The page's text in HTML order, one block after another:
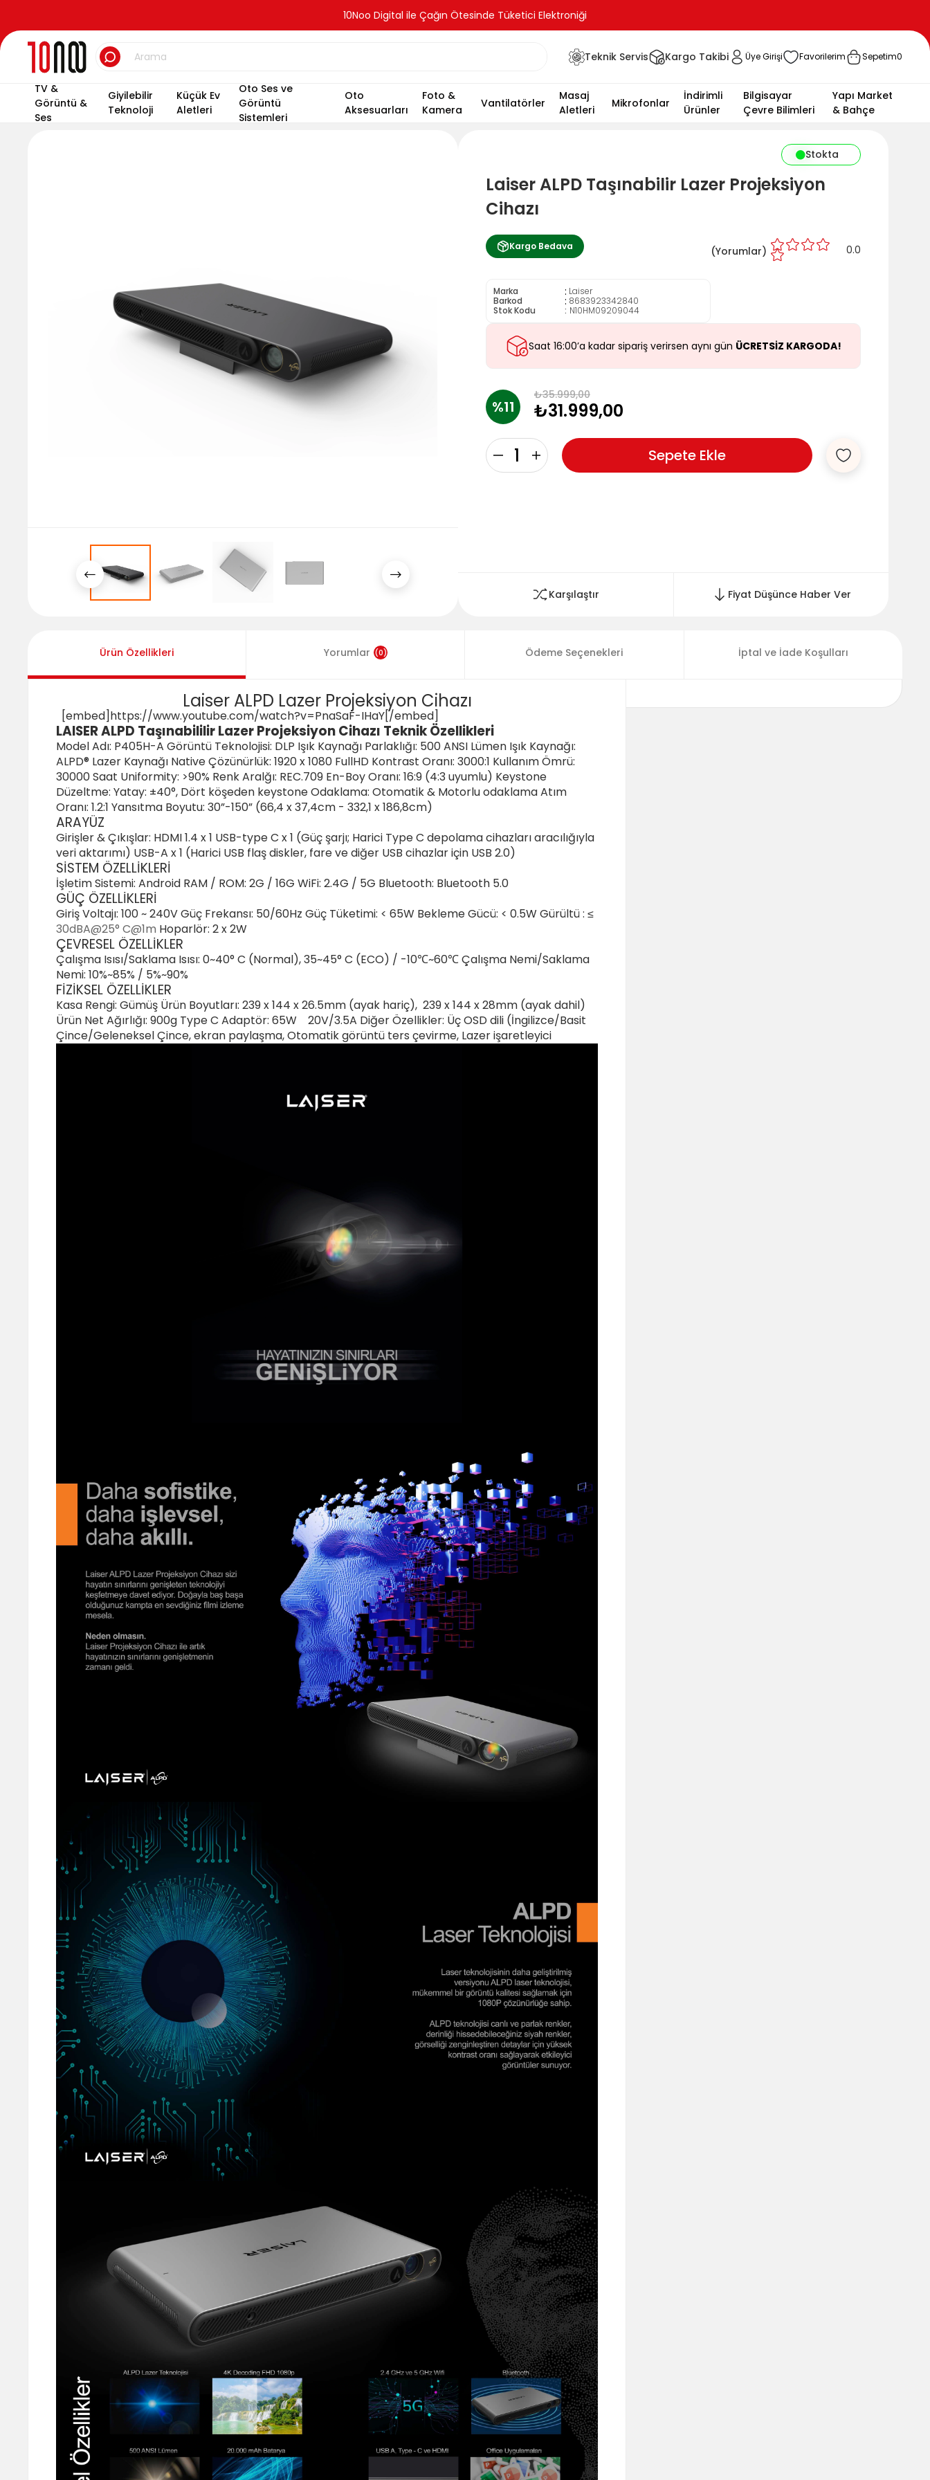
10Noo Digital ile Çağın Ötesinde Tüketici Elektroniği
Teknik Servis Kargo Takibi Üye Girişi Favorilerim Sepetim0
TV &
Görüntü &
Ses
Giyilebilir
Teknoloji
Küçük Ev
Aletleri
Oto Ses ve
Görüntü
Sistemleri
Oto
Aksesuarları
Foto &
Kamera
Vantilatörler
Masaj
Aletleri
Mikrofonlar
İndirimli
Ürünler
Bilgisayar
Çevre Bilimleri
Yapı Market
& Bahçe
Stokta
Laiser ALPD Taşınabilir Lazer Projeksiyon
Cihazı
Kargo Bedava (Yorumlar) 0.0
Marka : Laiser
Barkod
: 8683923342840
Stok Kodu
N10HM09209044
Saat 16:00’a kadar sipariş verirsen aynı gün ÜCRETSİZ KARGODA!
11
₺35.999,00
₺31.999,00
Karşılaştır Fiyat Düşünce Haber Ver
Ürün Özellikleri Yorumlar (0) Ödeme Seçenekleri İptal ve İade Koşulları
Laiser ALPD Lazer Projeksiyon Cihazı
[embed]https://www.youtube.com/watch?v=PnaSaF-IHaY[/embed]
LAISER ALPD Taşınabililir Lazer Projeksiyon Cihazı Teknik Özellikleri
Model Adı: P405H-A Görüntü Teknolojisi: DLP Işık Kaynağı Parlaklığı: 500 ANSI Lümen Işık Kaynağı:
ALPD® Lazer Kaynağı Native Çözünürlük: 1920 x 1080 FullHD Kontrast Oranı: 3000:1 Kullanım Ömrü:
30000 Saat Uniformity: >90% Renk Aralğı: REC.709 En-Boy Oranı: 16:9 (4:3 uyumlu) Keystone
Düzeltme: Yatay: ±40°, Dört köşeden keystone Odaklama: Otomatik & Motorlu odaklama Atım
Oranı: 1.2:1 Yansıtma Boyutu: 30”-150” (66,4 x 37,4cm - 332,1 x 186,8cm)
ARAYÜZ
Girişler & Çıkışlar: HDMI 1.4 x 1 USB-type C x 1 (Güç şarjı; Harici Type C depolama cihazları aracılığıyla
veri aktarımı) USB-A x 1 (Harici USB flaş diskler, fare ve diğer USB cihazlar için USB 2.0)
SİSTEM ÖZELLİKLERİ
İşletim Sistemi: Android RAM / ROM: 2G / 16G WiFi: 2.4G / 5G Bluetooth: Bluetooth 5.0
GÜÇ ÖZELLİKLERİ
Giriş Voltajı: 100 ~ 240V Güç Frekansı: 50/60Hz Güç Tüketimi: < 65W Bekleme Gücü: < 0.5W Gürültü : ≤
30dBA@25° C@1m Hoparlör: 2 x 2W
ÇEVRESEL ÖZELLİKLER
Çalışma Isısı/Saklama Isısı: 0~40° C (Normal), 35~45° C (ECO) / -10℃~60℃ Çalışma Nemi/Saklama
Nemi: 10%~85% / 5%~90%
FİZİKSEL ÖZELLİKLER
Kasa Rengi: Gümüş Ürün Boyutları: 239 x 144 x 26.5mm (ayak hariç), 239 x 144 x 28mm (ayak dahil)
Ürün Net Ağırlığı: 900g Type C Adaptör: 65W 20V/3.5A Diğer Özellikler: Üç OSD dili (İngilizce/Basit
Çince/Geleneksel Çince, ekran paylaşma, Otomatik görüntü ters çevirme, Lazer işaretleyici